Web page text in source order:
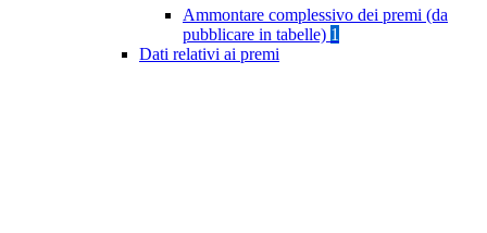
Ammontare complessivo dei premi (da
pubblicare in tabelle) 1
Dati relativi ai premi